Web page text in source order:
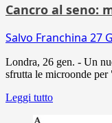
Cancro al seno:
Salvo Franchina 27
Londra, 26 gen. - Un
sfrutta le microonde
Leggi tutto